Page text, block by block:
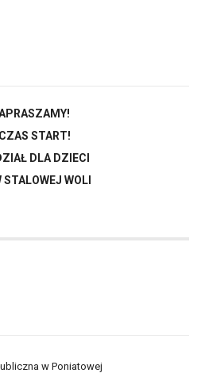
START!
DLA DZIECI
WOLI
w Poniatowej